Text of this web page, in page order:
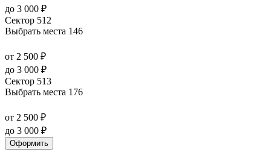
до 3 000 ₽
Сектор 512
Выбрать места 146
от 2 500 ₽
до 3 000 ₽
Сектор 513
Выбрать места 176
от 2 500 ₽
до 3 000 ₽
Оформить